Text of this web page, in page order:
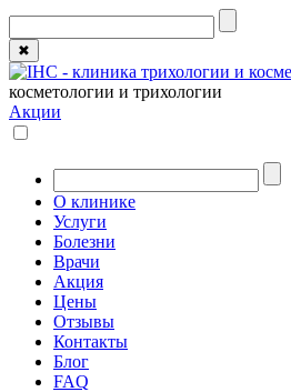
✖
косметологии и трихологии
Акции
О клинике
Услуги
Болезни
Врачи
Акция
Цены
Отзывы
Контакты
Блог
FAQ